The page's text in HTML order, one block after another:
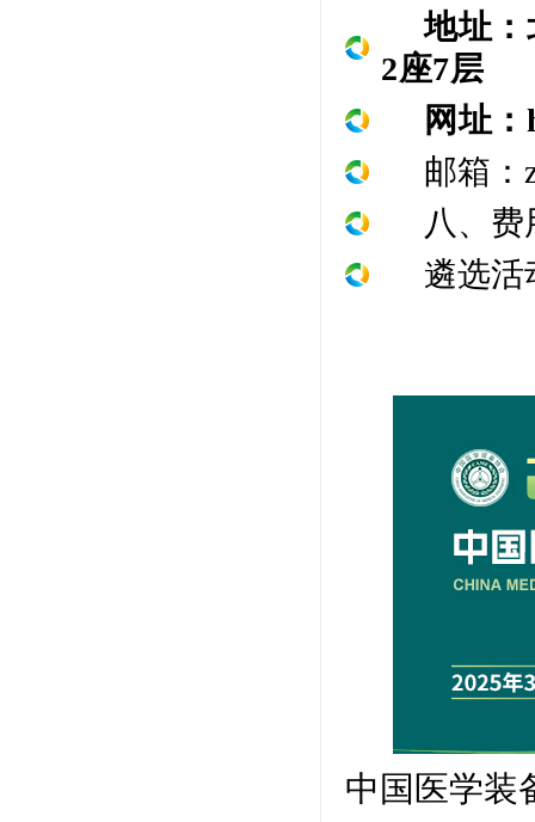
地址
2座7层
网址：
邮箱：
八、费
遴选活
中国医学装